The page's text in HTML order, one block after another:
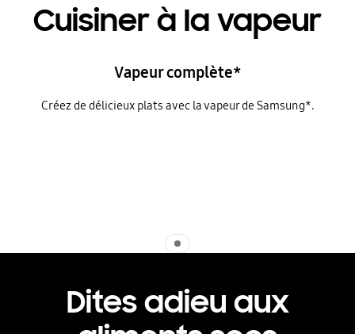
Cuisiner à la vapeur
Vapeur complète*
Créez de délicieux plats avec la vapeur de Samsung*.
Dites adieu aux